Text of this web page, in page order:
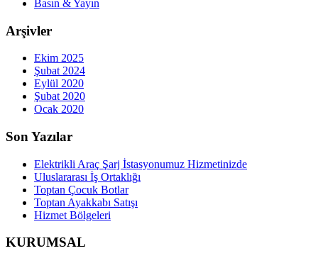
Basın & Yayın
Arşivler
Ekim 2025
Şubat 2024
Eylül 2020
Şubat 2020
Ocak 2020
Son Yazılar
Elektrikli Araç Şarj İstasyonumuz Hizmetinizde
Uluslararası İş Ortaklığı
Toptan Çocuk Botlar
Toptan Ayakkabı Satışı
Hizmet Bölgeleri
KURUMSAL